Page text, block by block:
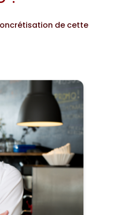
de cette